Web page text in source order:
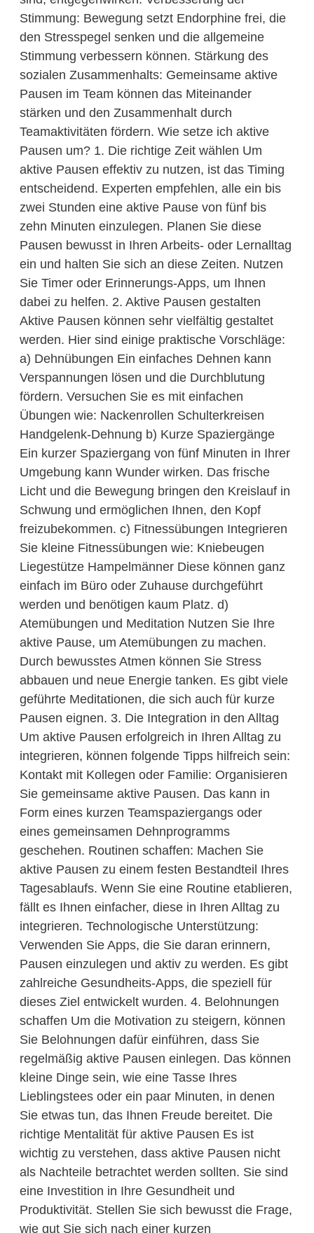
Stimmung: Bewegung setzt Endorphine frei, die
den Stresspegel senken und die allgemeine
Stimmung verbessern können. Stärkung des
sozialen Zusammenhalts: Gemeinsame aktive
Pausen im Team können das Miteinander
stärken und den Zusammenhalt durch
Teamaktivitäten fördern. Wie setze ich aktive
Pausen um? 1. Die richtige Zeit wählen Um
aktive Pausen effektiv zu nutzen, ist das Timing
entscheidend. Experten empfehlen, alle ein bis
zwei Stunden eine aktive Pause von fünf bis
zehn Minuten einzulegen. Planen Sie diese
Pausen bewusst in Ihren Arbeits- oder Lernalltag
ein und halten Sie sich an diese Zeiten. Nutzen
Sie Timer oder Erinnerungs-Apps, um Ihnen
dabei zu helfen. 2. Aktive Pausen gestalten
Aktive Pausen können sehr vielfältig gestaltet
werden. Hier sind einige praktische Vorschläge:
a) Dehnübungen Ein einfaches Dehnen kann
Verspannungen lösen und die Durchblutung
fördern. Versuchen Sie es mit einfachen
Übungen wie: Nackenrollen Schulterkreisen
Handgelenk-Dehnung b) Kurze Spaziergänge
Ein kurzer Spaziergang von fünf Minuten in Ihrer
Umgebung kann Wunder wirken. Das frische
Licht und die Bewegung bringen den Kreislauf in
Schwung und ermöglichen Ihnen, den Kopf
freizubekommen. c) Fitnessübungen Integrieren
Sie kleine Fitnessübungen wie: Kniebeugen
Liegestütze Hampelmänner Diese können ganz
einfach im Büro oder Zuhause durchgeführt
werden und benötigen kaum Platz. d)
Atemübungen und Meditation Nutzen Sie Ihre
aktive Pause, um Atemübungen zu machen.
Durch bewusstes Atmen können Sie Stress
abbauen und neue Energie tanken. Es gibt viele
geführte Meditationen, die sich auch für kurze
Pausen eignen. 3. Die Integration in den Alltag
Um aktive Pausen erfolgreich in Ihren Alltag zu
integrieren, können folgende Tipps hilfreich sein:
Kontakt mit Kollegen oder Familie: Organisieren
Sie gemeinsame aktive Pausen. Das kann in
Form eines kurzen Teamspaziergangs oder
eines gemeinsamen Dehnprogramms
geschehen. Routinen schaffen: Machen Sie
aktive Pausen zu einem festen Bestandteil Ihres
Tagesablaufs. Wenn Sie eine Routine etablieren,
fällt es Ihnen einfacher, diese in Ihren Alltag zu
integrieren. Technologische Unterstützung:
Verwenden Sie Apps, die Sie daran erinnern,
Pausen einzulegen und aktiv zu werden. Es gibt
zahlreiche Gesundheits-Apps, die speziell für
dieses Ziel entwickelt wurden. 4. Belohnungen
schaffen Um die Motivation zu steigern, können
Sie Belohnungen dafür einführen, dass Sie
regelmäßig aktive Pausen einlegen. Das können
kleine Dinge sein, wie eine Tasse Ihres
Lieblingstees oder ein paar Minuten, in denen
Sie etwas tun, das Ihnen Freude bereitet. Die
richtige Mentalität für aktive Pausen Es ist
wichtig zu verstehen, dass aktive Pausen nicht
als Nachteile betrachtet werden sollten. Sie sind
eine Investition in Ihre Gesundheit und
Produktivität. Stellen Sie sich bewusst die Frage,
wie gut Sie sich nach einer kurzen